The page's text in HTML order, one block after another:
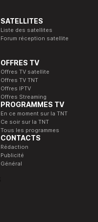
SATELLITES
Liste des satellites
Forum réception satellite
OFFRES TV
Offres TV satellite
Offres TV TNT
Offres IPTV
Offres Streaming
PROGRAMMES TV
En ce moment sur la TNT
Ce soir sur la TNT
Tous les programmes
CONTACTS
Rédaction
Publicité
Général